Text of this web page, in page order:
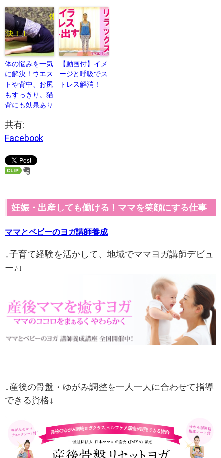
体の悩みを一気
に解決！ウエス
トや背中、お尻
もすっきり。猫
背にも効果あり
【動画付】イメ
ージと呼吸でス
トレス解消！
共有:
Facebook
妊娠・出産しても働ける！ママを笑顔にする仕事
ママとベビーのヨガ講師養成
↓子育て経験を活かして、地域でママヨガ講師デビュ
ー♪↓
↓産後の骨盤・ゆがみ調整を一人一人に合わせて指導
できる資格↓